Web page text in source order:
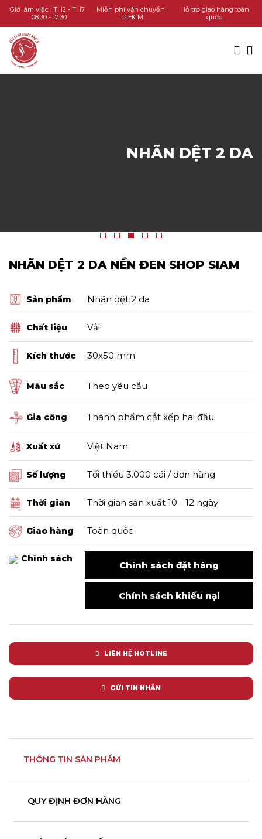
Giờ làm việc : TH2 - TH7
| 08:30 - 17:30
Miễn phí vận chuyển
TP.HCM
Hỗ trợ giao hàng toàn
quốc
NHÃN DỆT 2 DA
NHÃN DỆT 2 DA NỀN ĐEN SHOP SIAM
Sản phẩm Nhãn dệt 2 da
Chất liệu Vải
Kích thước 30x50 mm
Màu sắc Theo yêu cầu
Gia công Thành phẩm cắt xếp hai đầu
Xuất xứ Việt Nam
Số lượng Tối thiểu 3.000 cái / đơn hàng
Thời gian Thời gian sản xuất 10 - 12 ngày
Giao hàng Toàn quốc
Chính sách
Chính sách đặt hàng
Chính sách khiếu nại
LIÊN HỆ HOTLINE
GỬI TIN NHẮN
THÔNG TIN SẢN PHẨM
QUY ĐỊNH ĐƠN HÀNG
TRANG CHỦ
DANH MỤC SẢN PHẨM
KIẾN THỨC
GỌI HOTLINE